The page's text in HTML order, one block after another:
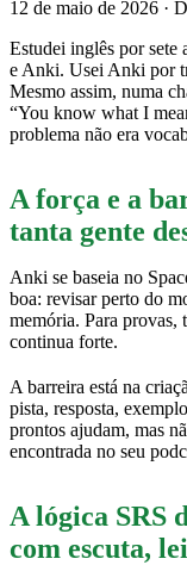
12 de maio de 2026 ·
Estudei inglês por sete
e Anki. Usei Anki por
Mesmo assim, numa
“You know what I
problema não era
A força e a
tanta gente
Anki se baseia no
boa: revisar perto do
memória. Para provas,
continua forte.
A barreira está na
pista, resposta,
prontos ajudam, mas
encontrada no seu
A lógica SRS
com escuta,